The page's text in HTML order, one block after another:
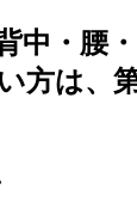
中・腰
方は、